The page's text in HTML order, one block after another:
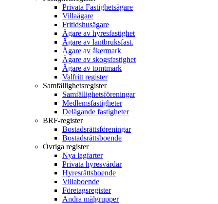
Privata Fastighetsägare
Villaägare
Fritidshusägare
Ägare av hyresfastighet
Ägare av lantbruksfast.
Ägare av åkermark
Ägare av skogsfastighet
Ägare av tomtmark
Valfritt register
Samfällighetsregister
Samfällighetsföreningar
Medlemsfastigheter
Delägande fastigheter
BRF-register
Bostadsrättsföreningar
Bostadsrättsboende
Övriga register
Nya lagfarter
Privata hyresvärdar
Hyresrättsboende
Villaboende
Företagsregister
Andra målgrupper